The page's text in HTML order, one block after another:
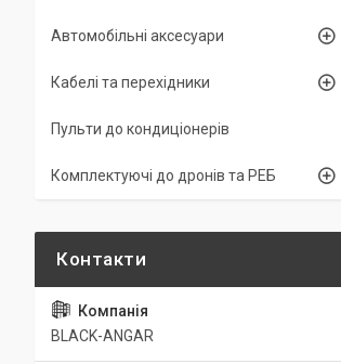
Автомобільні аксесуари
Кабелі та перехідники
Пульти до кондиціонерів
Комплектуючі до дронів та РЕБ
BLACK-ANGAR